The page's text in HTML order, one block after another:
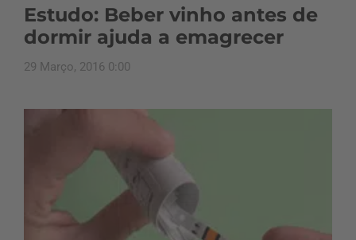
Estudo: Beber vinho antes de
dormir ajuda a emagrecer
29 Março, 2016 0:00